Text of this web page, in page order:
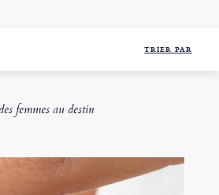
TRIER PAR
femmes au destin